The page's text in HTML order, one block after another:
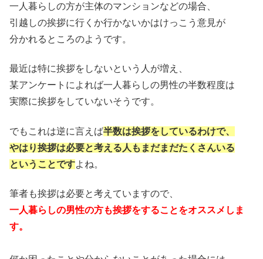
一人暮らしの方が主体のマンションなどの場合、
引越しの挨拶に行くか行かないかはけっこう意見が
分かれるところのようです。
最近は特に挨拶をしないという人が増え、
某アンケートによれば一人暮らしの男性の半数程度は
実際に挨拶をしていないそうです。
でもこれは逆に言えば半数は挨拶をしているわけで、
やはり挨拶は必要と考える人もまだまだたくさんいる
ということですよね。
筆者も挨拶は必要と考えていますので、
一人暮らしの男性の方も挨拶をすることをオススメしま
す。